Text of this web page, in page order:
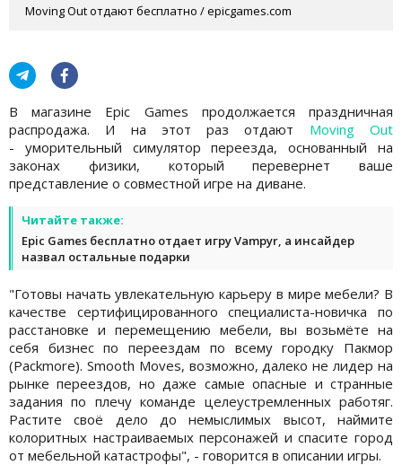
Moving Out отдают бесплатно / epicgames.com
В магазине Epic Games продолжается праздничная
распродажа. И на этот раз отдают Moving Out
- уморительный симулятор переезда, основанный на
законах физики, который перевернет ваше
представление о совместной игре на диване.
Читайте также:
Epic Games бесплатно отдает игру Vampyr, а инсайдер
назвал остальные подарки
"Готовы начать увлекательную карьеру в мире мебели? В
качестве сертифицированного специалиста-новичка по
расстановке и перемещению мебели, вы возьмёте на
себя бизнес по переездам по всему городку Пакмор
(Packmore). Smooth Moves, возможно, далеко не лидер на
рынке переездов, но даже самые опасные и странные
задания по плечу команде целеустремленных работяг.
Растите своё дело до немыслимых высот, наймите
колоритных настраиваемых персонажей и спасите город
от мебельной катастрофы", - говорится в описании игры.